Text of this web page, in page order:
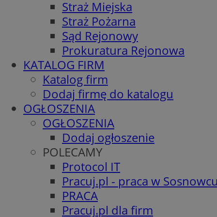
Straż Miejska
Straż Pożarna
Sąd Rejonowy
Prokuratura Rejonowa
KATALOG FIRM
Katalog firm
Dodaj firmę do katalogu
OGŁOSZENIA
OGŁOSZENIA
Dodaj ogłoszenie
POLECAMY
Protocol IT
Pracuj.pl - praca w
PRACA
Pracuj.pl dla firm